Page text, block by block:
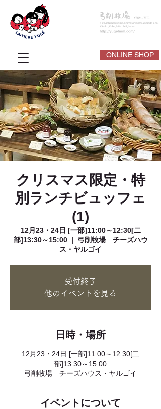
ONLINE SHOP
クリスマス限定・特
別ランチビュッフェ
(1)
12月23・24日 [一部]11:00～12:30[二
部]13:30～15:00
  |
弓削牧場 チーズハウ
ス・ヤルゴイ
受付終了
他のイベントを見る
日時・場所
12月23・24日 [一部]11:00～12:30[二
部]13:30～15:00
弓削牧場 チーズハウス・ヤルゴイ
イベントについて